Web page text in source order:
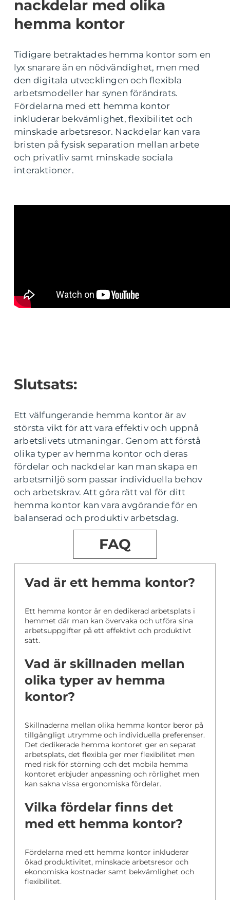
nackdelar med olika
hemma kontor
Tidigare betraktades hemma kontor som en
lyx snarare än en nödvändighet, men med
den digitala utvecklingen och flexibla
arbetsmodeller har synen förändrats.
Fördelarna med ett hemma kontor
inkluderar bekvämlighet, flexibilitet och
minskade arbetsresor. Nackdelar kan vara
bristen på fysisk separation mellan arbete
och privatliv samt minskade sociala
interaktioner.
Slutsats:
Ett välfungerande hemma kontor är av
största vikt för att vara effektiv och uppnå
arbetslivets utmaningar. Genom att förstå
olika typer av hemma kontor och deras
fördelar och nackdelar kan man skapa en
arbetsmiljö som passar individuella behov
och arbetskrav. Att göra rätt val för ditt
hemma kontor kan vara avgörande för en
balanserad och produktiv arbetsdag.
FAQ
Vad är ett hemma kontor?
Ett hemma kontor är en dedikerad arbetsplats i
hemmet där man kan övervaka och utföra sina
arbetsuppgifter på ett effektivt och produktivt
sätt.
Vad är skillnaden mellan
olika typer av hemma
kontor?
Skillnaderna mellan olika hemma kontor beror på
tillgängligt utrymme och individuella preferenser.
Det dedikerade hemma kontoret ger en separat
arbetsplats, det flexibla ger mer flexibilitet men
med risk för störning och det mobila hemma
kontoret erbjuder anpassning och rörlighet men
kan sakna vissa ergonomiska fördelar.
Vilka fördelar finns det
med ett hemma kontor?
Fördelarna med ett hemma kontor inkluderar
ökad produktivitet, minskade arbetsresor och
ekonomiska kostnader samt bekvämlighet och
flexibilitet.